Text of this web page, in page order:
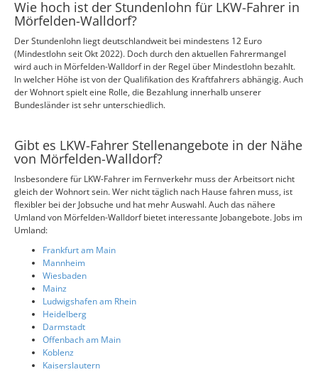
Wie hoch ist der Stundenlohn für LKW-Fahrer in
Mörfelden-Walldorf?
Der Stundenlohn liegt deutschlandweit bei mindestens 12 Euro
(Mindestlohn seit Okt 2022). Doch durch den aktuellen Fahrermangel
wird auch in Mörfelden-Walldorf in der Regel über Mindestlohn bezahlt.
In welcher Höhe ist von der Qualifikation des Kraftfahrers abhängig. Auch
der Wohnort spielt eine Rolle, die Bezahlung innerhalb unserer
Bundesländer ist sehr unterschiedlich.
Gibt es LKW-Fahrer Stellenangebote in der Nähe
von Mörfelden-Walldorf?
Insbesondere für LKW-Fahrer im Fernverkehr muss der Arbeitsort nicht
gleich der Wohnort sein. Wer nicht täglich nach Hause fahren muss, ist
flexibler bei der Jobsuche und hat mehr Auswahl. Auch das nähere
Umland von Mörfelden-Walldorf bietet interessante Jobangebote. Jobs im
Umland:
Frankfurt am Main
Mannheim
Wiesbaden
Mainz
Ludwigshafen am Rhein
Heidelberg
Darmstadt
Offenbach am Main
Koblenz
Kaiserslautern